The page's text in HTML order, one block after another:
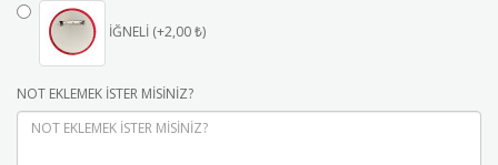
İĞNELİ (+2,00 ₺)
NOT EKLEMEK İSTER MİSİNİZ?